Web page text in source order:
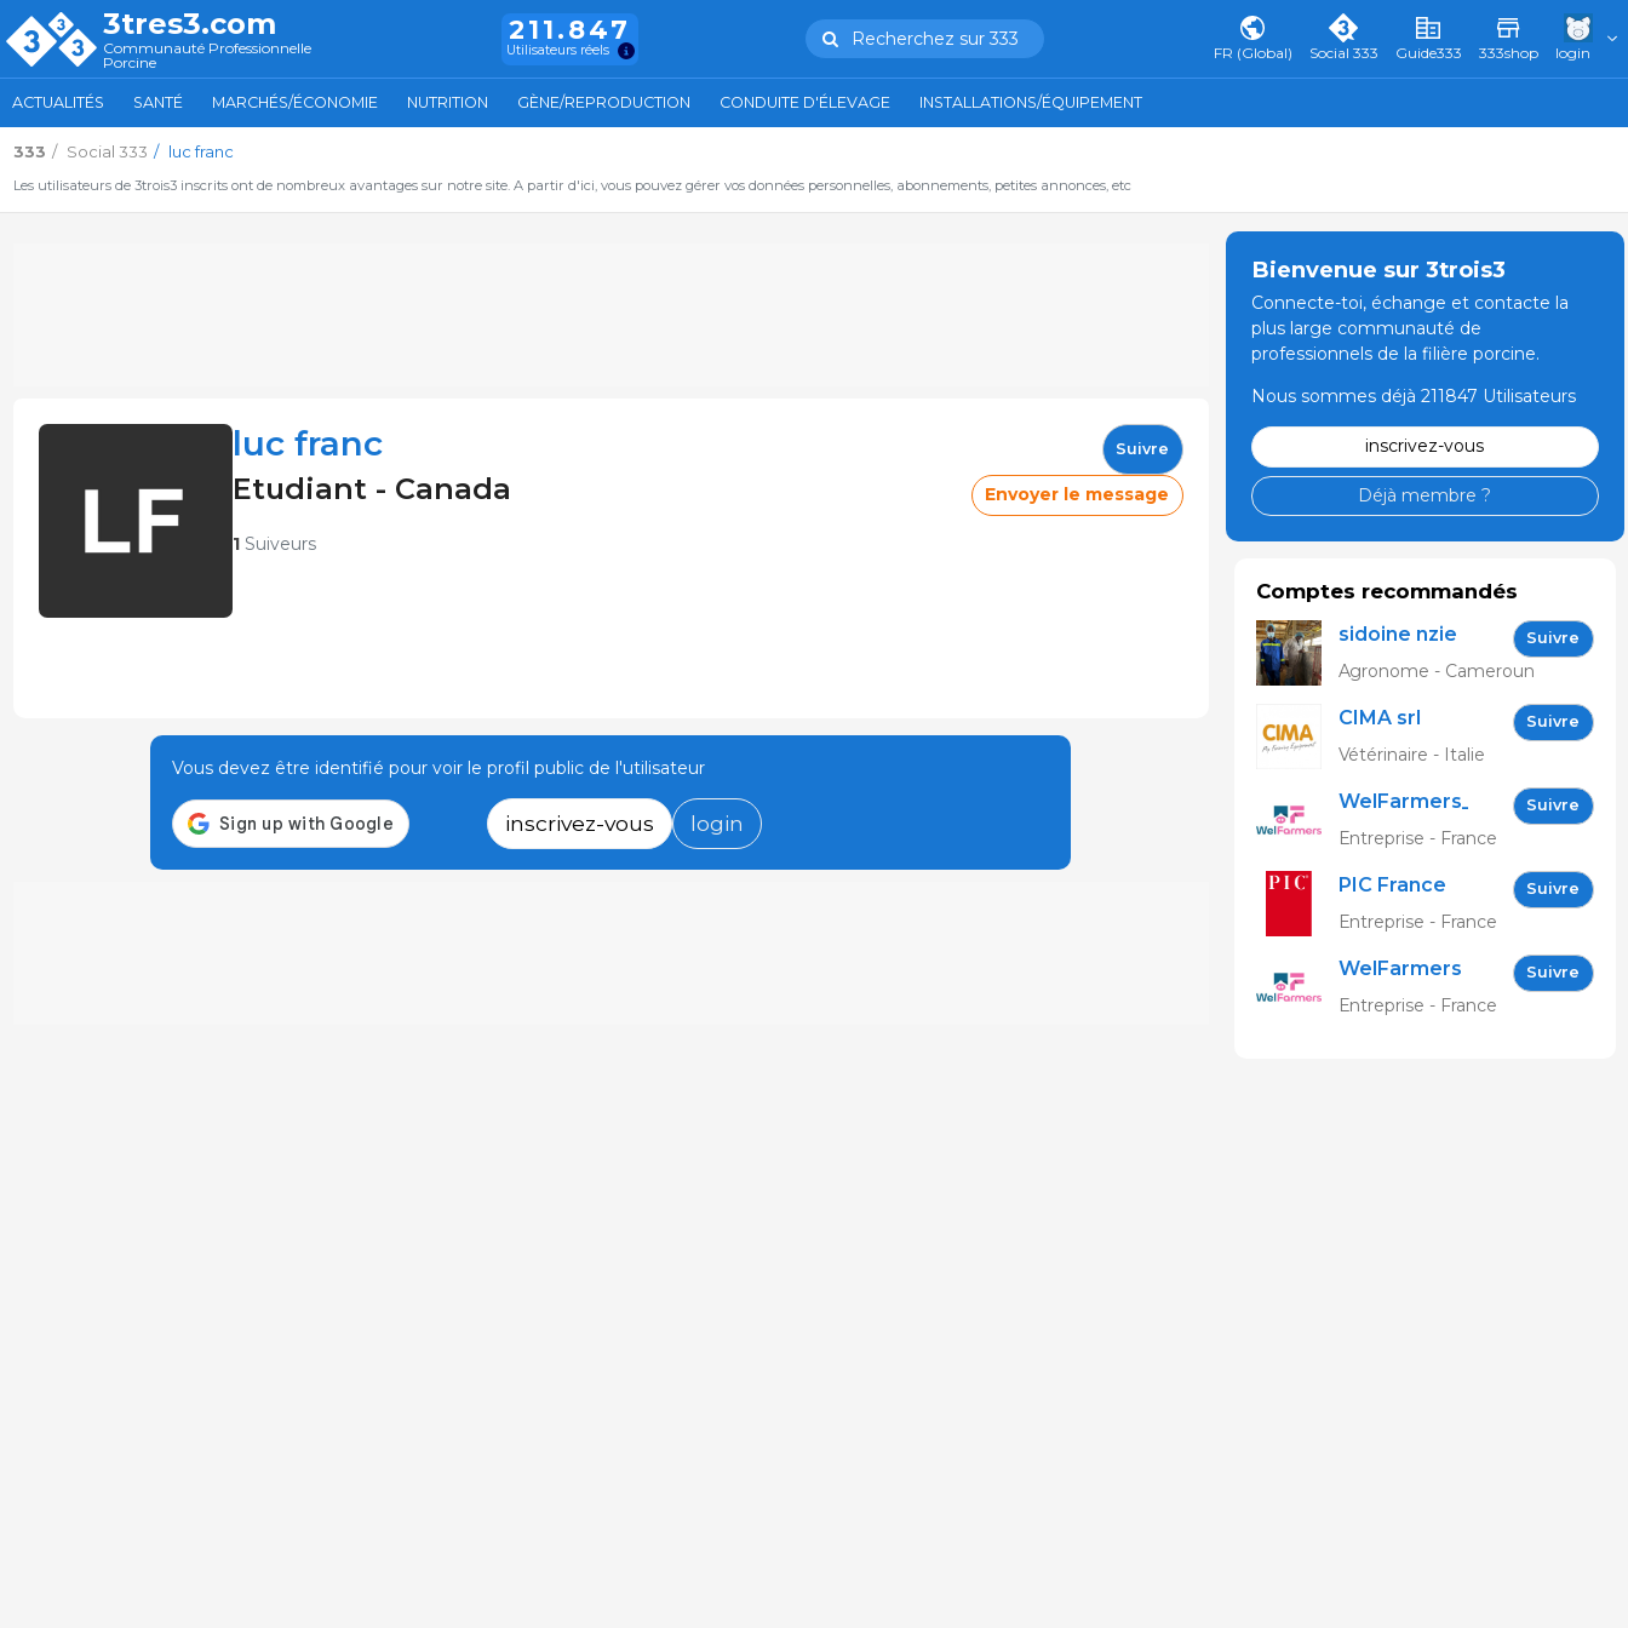
3tres3.com
Communauté Professionnelle
Porcine
211.847
Utilisateurs réels
Recherchez sur 333
FR (Global) Social 333 Guide333 333shop login
ACTUALITÉS SANTÉ MARCHÉS/ÉCONOMIE NUTRITION GÈNE/REPRODUCTION CONDUITE D'ÉLEVAGE INSTALLATIONS/ÉQUIPEMENT
333 Social 333 luc franc
Les utilisateurs de 3trois3 inscrits ont de nombreux avantages sur notre site. A partir d'ici, vous pouvez gérer vos données personnelles, abonnements, petites annonces, etc
luc franc
Etudiant - Canada
1Suiveurs
Suivre
Envoyer le message
Vous devez être identifié pour voir le profil public de l'utilisateur
inscrivez-vous login
Bienvenue sur 3trois3
Connecte-toi, échange et contacte la
plus large communauté de
professionnels de la filière porcine.
Nous sommes déjà 211847 Utilisateurs
inscrivez-vous
Déjà membre ?
Comptes recommandés
sidoine nzie Suivre
Agronome - Cameroun
CIMA srl Suivre
Vétérinaire - Italie
WelFarmers_FR Suivre
Entreprise - France
PIC France Suivre
Entreprise - France
WelFarmers Suivre
Entreprise - France